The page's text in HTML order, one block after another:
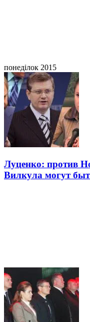
понеділок 2015
Луценко: против
Вилкула могут